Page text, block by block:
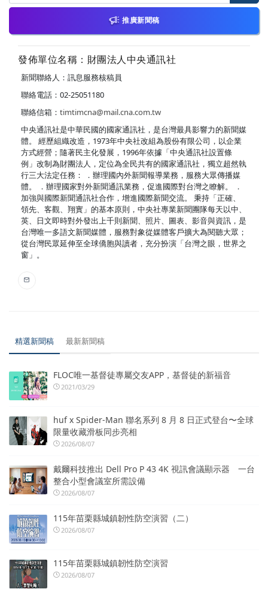
推廣新聞稿
發佈單位名稱：財團法人中央通訊社
新聞聯絡人：訊息服務核稿員
聯絡電話：02-25051180
聯絡信箱： timtimcna@mail.cna.com.tw
中央通訊社是中華民國的國家通訊社，是台灣最具影響力的新聞媒
體。 經歷組織改造，1973年中央社改組為股份有限公司，以企業
方式經營；隨著民主化發展，1996年依據「中央通訊社設置條
例」改制為財團法人，定位為全民共有的國家通訊社，獨立超然執
行三大法定任務： ．辦理國內外新聞報導業務，服務大眾傳播媒
體。 ．辦理國家對外新聞通訊業務，促進國際對台灣之瞭解。 ．
加強與國際新聞通訊社合作，增進國際新聞交流。 秉持「正確、
領先、客觀、翔實」的基本原則，中央社專業新聞團隊每天以中、
英、日文即時對外發出上千則新聞、照片、圖表、影音與資訊，是
台灣唯一多語文新聞媒體，服務對象從媒體客戶擴大為閱聽大眾；
從台灣民眾延伸至全球僑胞與讀者，充分扮演「台灣之眼，世界之
窗」。
精選新聞稿 最新新聞稿
FLOC唯一基督徒專屬交友APP，基督徒的新福音
2021/03/29
huf x Spider-Man 聯名系列 8 月 8 日正式登台〜全球
限量收藏滑板同步亮相
2026/08/07
戴爾科技推出 Dell Pro P 43 4K 視訊會議顯示器 一台
整合小型會議室所需設備
2026/08/07
115年苗栗縣城鎮韌性防空演習（二）
2026/08/07
115年苗栗縣城鎮韌性防空演習
2026/08/07